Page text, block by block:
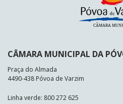
CÂMARA MUNICIPAL DA
Praça do Almada
4490-438 Póvoa de Varzim
Linha verde: 800 272 625